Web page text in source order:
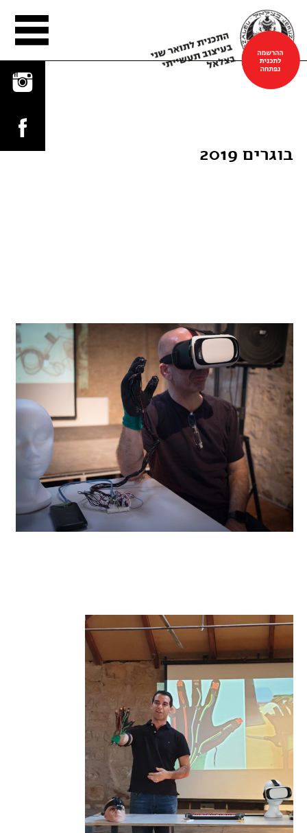
בוגרים 2019